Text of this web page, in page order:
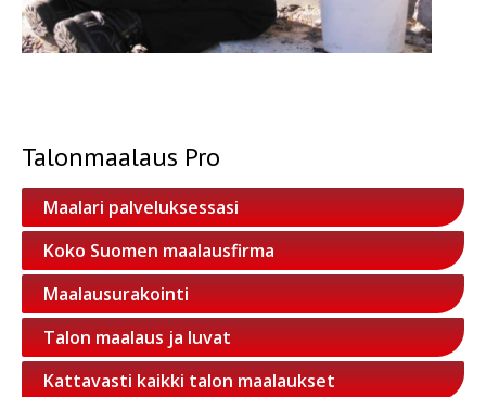
Talonmaalaus Pro
Maalari palveluksessasi
Koko Suomen maalausfirma
Maalausurakointi
Talon maalaus ja luvat
Kattavasti kaikki talon maalaukset